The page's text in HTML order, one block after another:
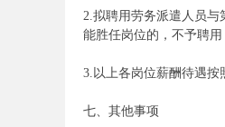
2.拟聘用劳务派遣人员
能胜任岗位的，不予聘用
3.以上各岗位薪酬待遇按
七、其他事项